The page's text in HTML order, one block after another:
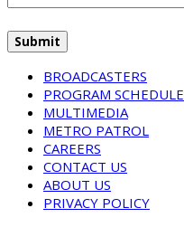
BROADCASTERS
PROGRAM SCHEDULE
MULTIMEDIA
METRO PATROL
CAREERS
CONTACT US
ABOUT US
PRIVACY POLICY